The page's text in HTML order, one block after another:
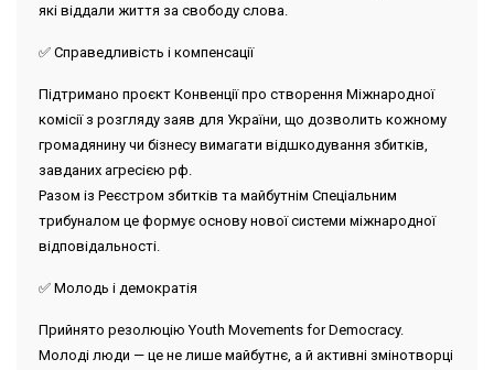
які віддали життя за свободу слова.
✅ Справедливість і компенсації
Підтримано проєкт Конвенції про створення Міжнародної
комісії з розгляду заяв для України, що дозволить кожному
громадянину чи бізнесу вимагати відшкодування збитків,
завданих агресією рф.
Разом із Реєстром збитків та майбутнім Спеціальним
трибуналом це формує основу нової системи міжнародної
відповідальності.
✅ Молодь і демократія
Прийнято резолюцію Youth Movements for Democracy.
Молоді люди — це не лише майбутнє, а й активні змінотворці